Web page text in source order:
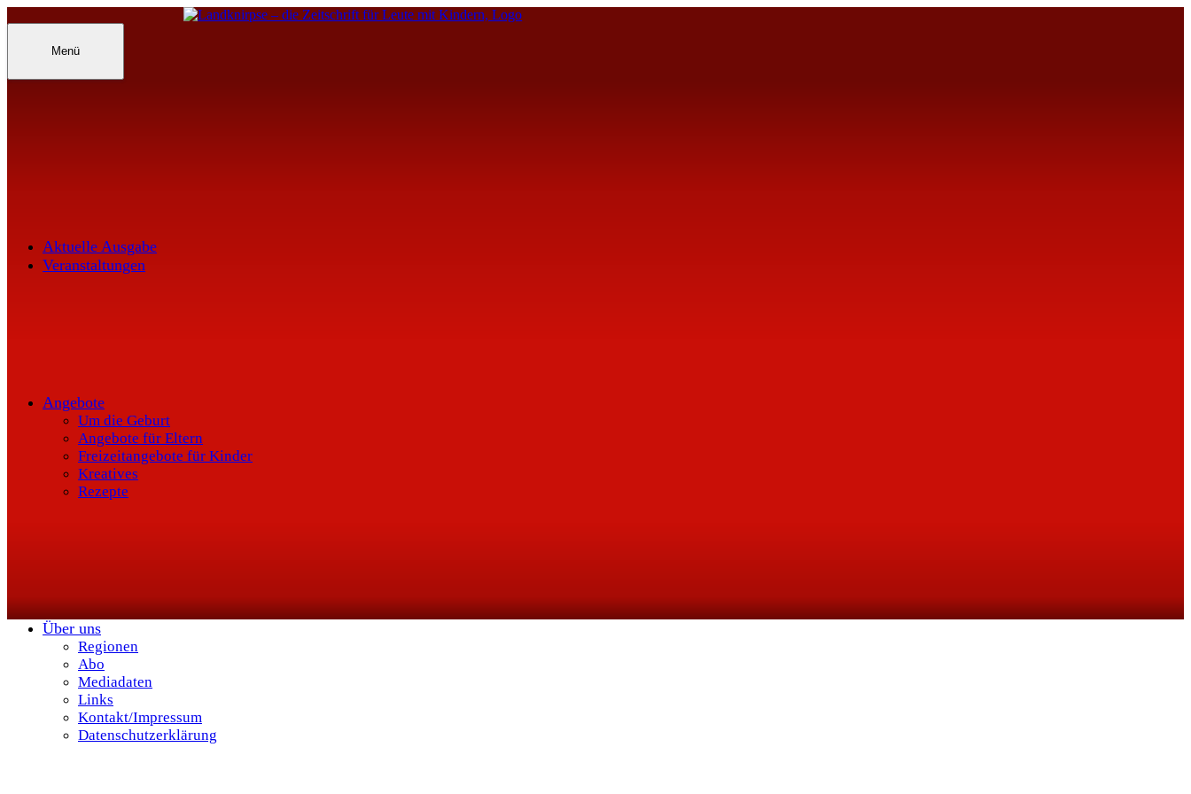
überspringen
Menü
Aktuelle Ausgabe
Veranstaltungen
Angebote
Um die Geburt
Angebote für Eltern
Freizeitangebote für Kinder
Kreatives
Rezepte
Über uns
Regionen
Abo
Mediadaten
Links
Kontakt/Impressum
Datenschutzerklärung